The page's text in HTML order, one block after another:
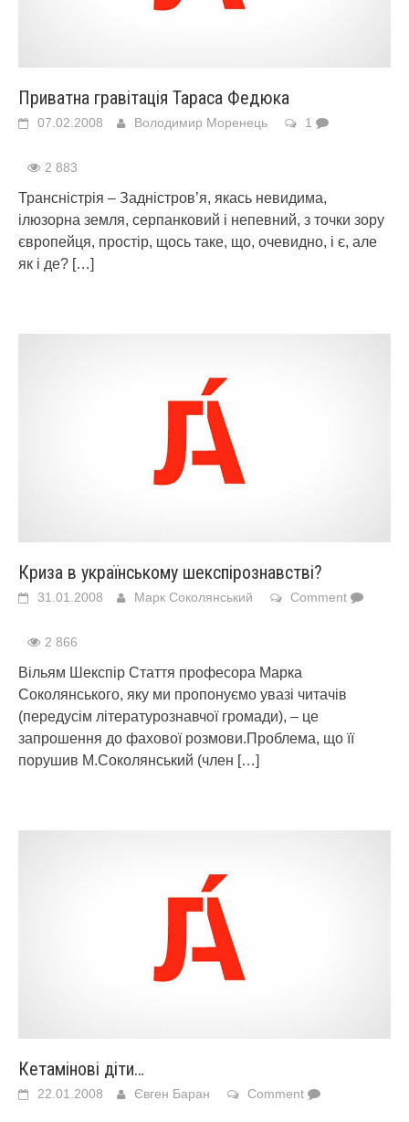
Приватна гравітація Тараса Федюка
07.02.2008 Володимир Моренець 1
2 883
Трансністрія – Задністров’я, якась невидима,
ілюзорна земля, серпанковий і непевний, з точки зору
європейця, простір, щось таке, що, очевидно, і є, але
як і де? […]
Криза в українському шекспірознавстві?
31.01.2008 Марк Соколянський Comment
2 866
Вільям Шекспір Стаття професора Марка
Соколянського, яку ми пропонуємо увазі читачів
(передусім літературознавчої громади), – це
запрошення до фахової розмови.Проблема, що її
порушив М.Соколянський (член […]
Кетамінові діти…
22.01.2008 Євген Баран Comment